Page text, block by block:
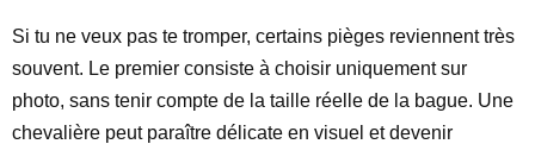
Si tu ne veux pas te tromper, certains pièges reviennent très
souvent. Le premier consiste à choisir uniquement sur
photo, sans tenir compte de la taille réelle de la bague. Une
chevalière peut paraître délicate en visuel et devenir